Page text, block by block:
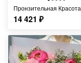
Пронзительная Красота
14 421 ₽